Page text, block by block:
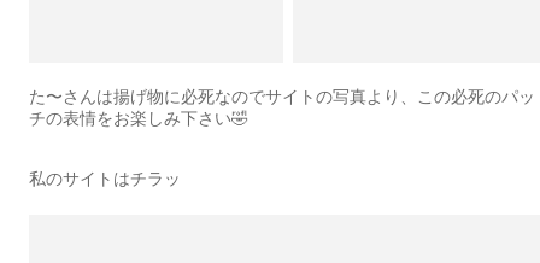
た〜さんは揚げ物に必死なのでサイトの写真より、この必死のパッ
チの表情をお楽しみ下さい🤣
私のサイトはチラッ